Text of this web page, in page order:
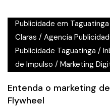
Publicidade em Taguatinga
Claras / Agencia
Publicidade Taguatinga /
de Impulso / Marketing
Entenda o marketing
Flywheel